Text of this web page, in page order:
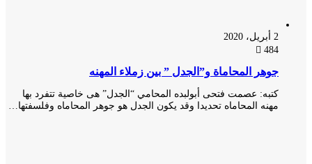
جوهر المحاماة و”الجدل ” بين زملاء المهنه
كتبه: عصمت فتحى أبولبده المحامي “الجدل” هى خاصية تتفرد بها
مهنه المحاماه تحديدا وقد يكون الجدل هو جوهر المحاماه وفلسفتها…